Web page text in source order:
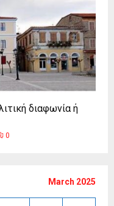
διαφωνία ή
0
March 2025